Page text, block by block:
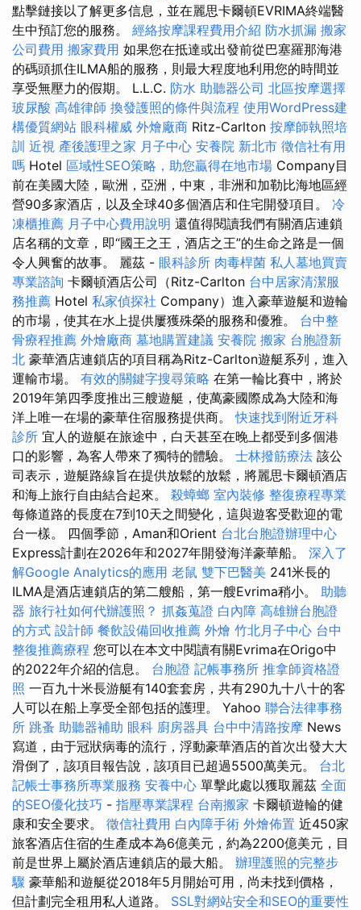
點擊鏈接以了解更多信息，並在麗思卡爾頓EVRIMA終端醫
生中預訂您的服務。 經絡按摩課程費用介紹 防水抓漏 搬家
公司費用 搬家費用 如果您在抵達或出發前從巴塞羅那海港
的碼頭抓住ILMA船的服務，則最大程度地利用您的時間並
享受無壓力的假期。 L.L.C. 防水 助聽器公司 北區按摩選擇
玻尿酸 高雄律師 換發護照的條件與流程 使用WordPress建
構優質網站 眼科權威 外燴廠商 Ritz-Carlton 按摩師執照培
訓 近視 產後護理之家 月子中心 安養院 新北市 徵信社有用
嗎 Hotel 區域性SEO策略，助您贏得在地市場 Company目
前在美國大陸，歐洲，亞洲，中東，非洲和加勒比海地區經
營90多家酒店，以及全球40多個酒店和住宅開發項目。 冷
凍櫃推薦 月子中心費用說明 還值得閱讀我們有關酒店連鎖
店名稱的文章，即“國王之王，酒店之王”的生命之路是一個
令人興奮的故事。 麗茲 - 眼科診所 肉毒桿菌 私人墓地買賣
專業諮詢 卡爾頓酒店公司（Ritz-Carlton 台中居家清潔服
務推薦 Hotel 私家偵探社 Company）進入豪華遊艇和遊輪
的市場，使其在水上提供屢獲殊榮的服務和優雅。 台中整
骨療程推薦 外燴廠商 墓地購置建議 安養院 搬家 台胞證新
北 豪華酒店連鎖店的項目稱為Ritz-Carlton遊艇系列，進入
運輸市場。 有效的關鍵字搜尋策略 在第一輪比賽中，將於
2019年第四季度推出三艘遊艇，使萬豪國際成為大陸和海
洋上唯一在場的豪華住宿服務提供商。快速找到附近牙科
診所 宜人的遊艇在旅途中，白天甚至在晚上都受到多個港
口的影響，為客人帶來了獨特的體驗。 士林撥筋療法 該公
司表示，遊艇路線旨在提供放鬆的放鬆，將麗思卡爾頓酒店
和海上旅行自由結合起來。 殺蟑螂 室內裝修 整復療程專業
每條道路的長度在7到10天之間變化，這與遊客受歡迎的電
台一樣。 四個季節，Aman和Orient 台北台胞證辦理中心
Express計劃在2026年和2027年開發海洋豪華船。 深入了
解Google Analytics的應用 老鼠 雙下巴醫美 241米長的
ILMA是酒店連鎖店的第二艘船，第一艘Evrima稍小。 助聽
器 旅行社如何代辦護照？ 抓姦蒐證 白內障 高雄辦台胞證
的方式 設計師 餐飲設備回收推薦 外燴 竹北月子中心 台中
整復推薦療程 您可以在本文中閱讀有關Evrima在Origo中
的2022年介紹的信息。 台胞證 記帳事務所 推拿師資格證
照 一百九十米長游艇有140套套房，共有290九十八十的客
人可以在船上享受全部包括的護理。 Yahoo 聯合法律事務
所 跳蚤 助聽器補助 眼科 廚房器具 台中中清路按摩 News
寫道，由于冠狀病毒的流行，浮動豪華酒店的首次出發大大
滑倒了，該項目報告說，該項目已超過5500萬美元。 台北
記帳士事務所專業服務 安養中心 單擊此處以獲取麗茲 全面
的SEO優化技巧 - 指壓專業課程 台南搬家 卡爾頓遊輪的健
康和安全要求。 徵信社費用 白內障手術 外燴佈置 近450家
旅客酒店住宿的生產成本為6億美元，約為2200億美元，目
前是世界上屬於酒店連鎖店的最大船。 辦理護照的完整步
驟 豪華船和遊艇從2018年5月開始可用，尚未找到價格，
但計劃完全租用私人道路。 SSL對網站安全和SEO的重要性